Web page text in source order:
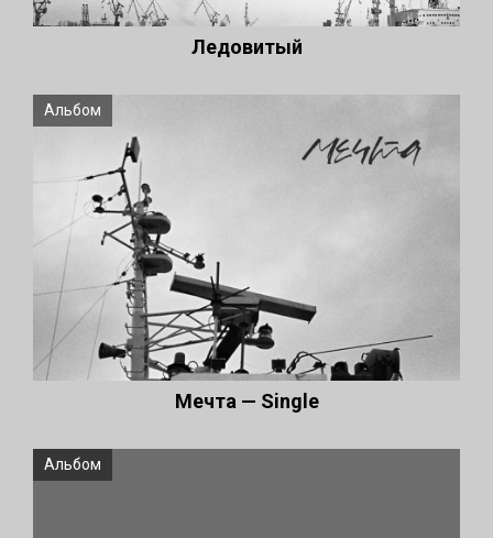
Ледовитый
Альбом
Мечта — Single
Альбом